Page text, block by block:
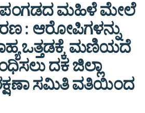
ಮಹಿಳೆ ಮೇಲೆ
: ಆರೋಪಿಗಳನ್ನು
ಒತ್ತಡಕ್ಕೆ ಮಣಿಯದೆ
ದಕ ಜಿಲ್ಲಾ
ಸಮಿತಿ ವತಿಯಿಂದ